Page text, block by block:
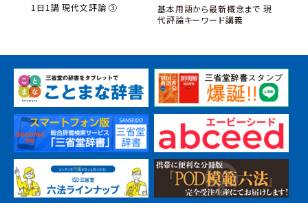
1日1講 現代文評論 ③
基本用語から最新概念まで 現
代評論キーワード講義